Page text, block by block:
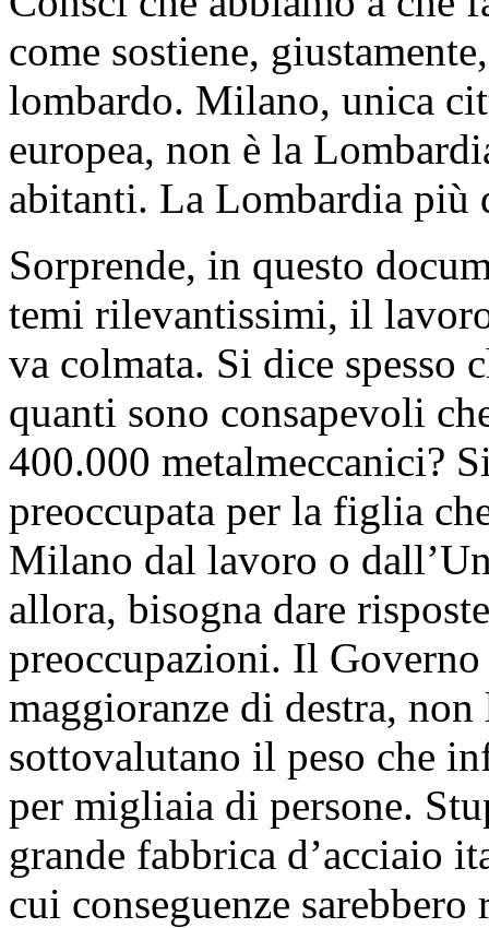
come sostiene,
lombardo. Milano, unica
europea, non è la
abitanti. La Lombardia
Sorprende, in questo
temi rilevantissimi, il lavoro
va colmata. Si dice spesso
quanti sono consapevoli
400.000 metalmeccanici?
preoccupata per la figlia
Milano dal lavoro o
allora, bisogna dare
preoccupazioni. Il
maggioranze di destra,
sottovalutano il peso che
per migliaia di persone.
grande fabbrica d’acciaio
cui conseguenze